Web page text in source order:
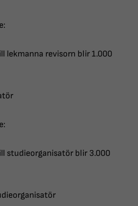
revisorn blir 1.000
blir 3.000